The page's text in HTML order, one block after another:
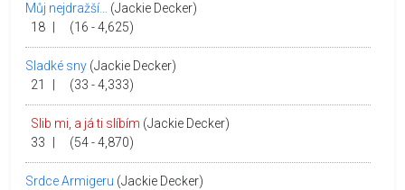
Můj nejdražší… (Jackie Decker)
18
(16 - 4,625)
Sladké sny (Jackie Decker)
21
(33 - 4,333)
Slib mi, a já ti slíbím (Jackie Decker)
33
(54 - 4,870)
Srdce Armigeru (Jackie Decker)